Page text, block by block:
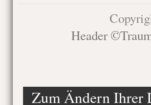
Header
Zum Ändern Ihrer